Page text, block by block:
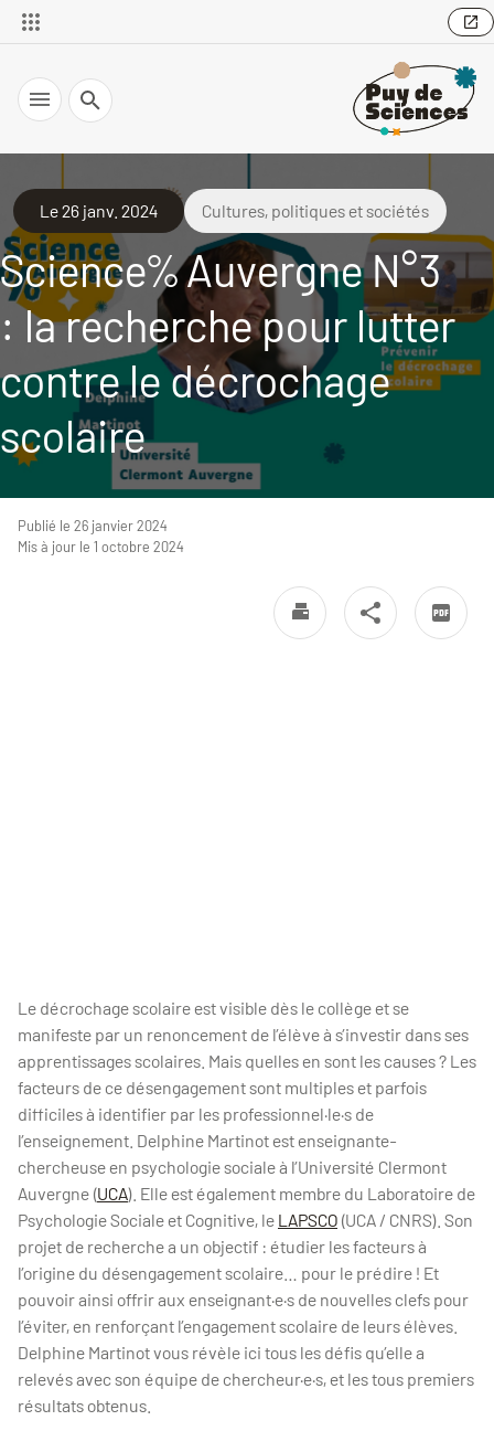
Recherche
Le 26 janv. 2024 Cultures, politiques et sociétés
Science% Auvergne N°3
: la recherche pour lutter
contre le décrochage
scolaire
Publié le 26 janvier 2024
Mis à jour le 1 octobre 2024
Le décrochage scolaire est visible dès le collège et se
manifeste par un renoncement de l’élève à s’investir dans ses
apprentissages scolaires. Mais quelles en sont les causes ? Les
facteurs de ce désengagement sont multiples et parfois
difficiles à identifier par les professionnel·le·s de
l’enseignement. Delphine Martinot est enseignante-
chercheuse en psychologie sociale à l’Université Clermont
Auvergne (UCA). Elle est également membre du Laboratoire de
Psychologie Sociale et Cognitive, le LAPSCO (UCA / CNRS). Son
projet de recherche a un objectif : étudier les facteurs à
l’origine du désengagement scolaire… pour le prédire ! Et
pouvoir ainsi offrir aux enseignant·e·s de nouvelles clefs pour
l’éviter, en renforçant l’engagement scolaire de leurs élèves.
Delphine Martinot vous révèle ici tous les défis qu’elle a
relevés avec son équipe de chercheur·e·s, et les tous premiers
résultats obtenus.